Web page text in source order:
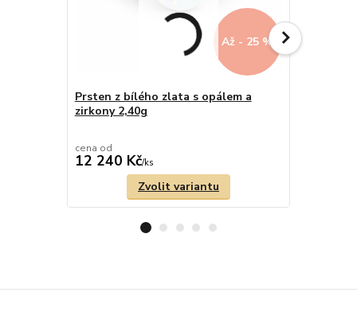
Až - 25 %
Prsten z bílého zlata s opálem a
zirkony 2,40g
cena od
12 240 Kč/ks
Zvolit variantu